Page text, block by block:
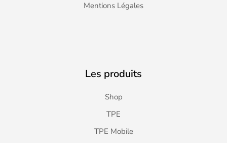
Mentions Légales
Les produits
Shop
TPE
TPE Mobile